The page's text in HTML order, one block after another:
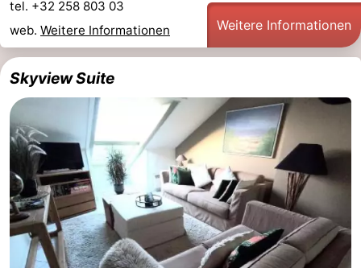
Westende
-
Oostduinkerke
-
Koksijde
-
De
Panne
-
Natur
Westhoek
Wetter
Kontakt
tel. +32 258 803 03
web. Weitere Informationen Weitere Informationen
Skyview Suite